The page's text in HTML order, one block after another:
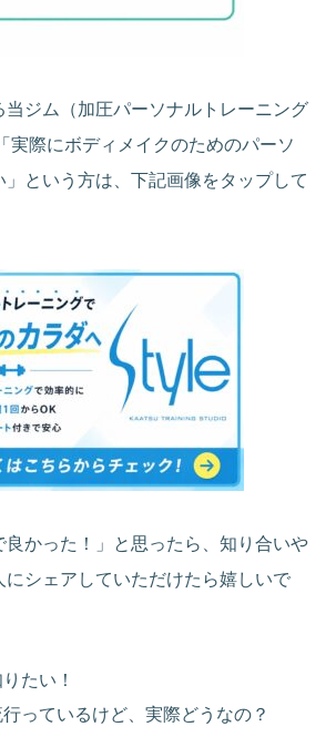
当ジム（加圧パーソナルトレーニング
実際にボディメイクのためのパーソ
という方は、下記画像をタップして
良かった！」と思ったら、知り合いや
にシェアしていただけたら嬉しいで
たい！
っているけど、実際どうなの？